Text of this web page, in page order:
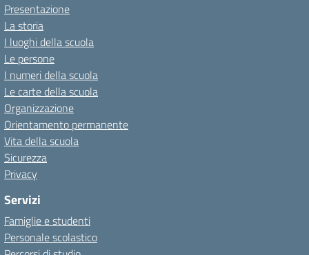
Presentazione
La storia
I luoghi della scuola
Le persone
I numeri della scuola
Le carte della scuola
Organizzazione
Orientamento permanente
Vita della scuola
Sicurezza
Privacy
Servizi
Famiglie e studenti
Personale scolastico